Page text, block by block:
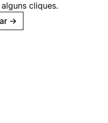
cliques.
→